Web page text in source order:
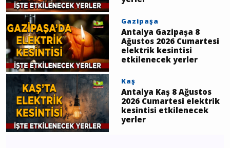
Gazipaşa
Antalya Gazipaşa 8
Ağustos 2026 Cumartesi
elektrik kesintisi
etkilenecek yerler
Kaş
Antalya Kaş 8 Ağustos
2026 Cumartesi elektrik
kesintisi etkilenecek
yerler